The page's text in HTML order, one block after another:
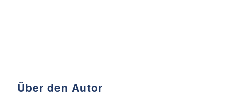
Über den Autor